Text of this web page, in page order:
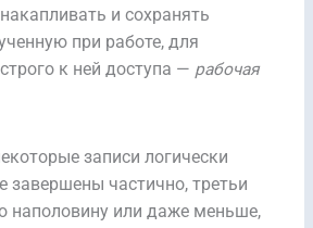
и сохранять
при работе, для
к ней доступа — рабочая
записи логически
завершены частично, третьи
наполовину или даже меньше,